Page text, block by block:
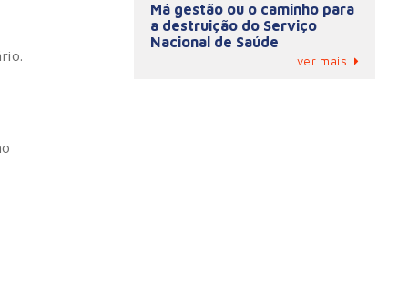
Má gestão ou o caminho para
a destruição do Serviço
Nacional de Saúde
ver mais